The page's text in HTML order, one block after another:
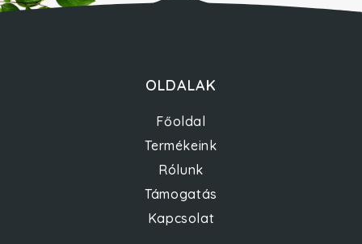
OLDALAK
Főoldal
Termékeink
Rólunk
Támogatás
Kapcsolat